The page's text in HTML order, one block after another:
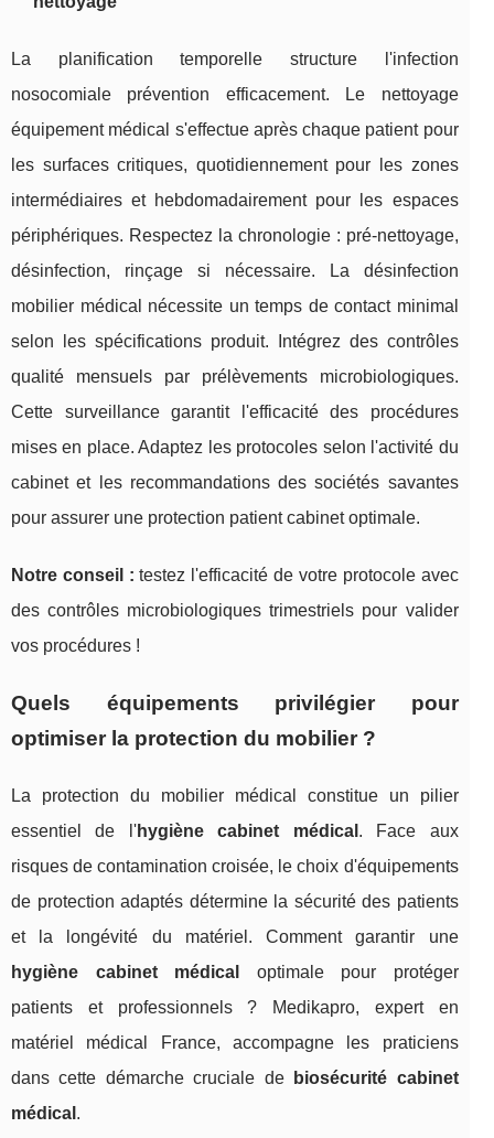
La planification temporelle structure l'infection
nosocomiale prévention efficacement. Le nettoyage
équipement médical s'effectue après chaque patient pour
les surfaces critiques, quotidiennement pour les zones
intermédiaires et hebdomadairement pour les espaces
périphériques. Respectez la chronologie : pré-nettoyage,
désinfection, rinçage si nécessaire. La désinfection
mobilier médical nécessite un temps de contact minimal
selon les spécifications produit. Intégrez des contrôles
qualité mensuels par prélèvements microbiologiques.
Cette surveillance garantit l'efficacité des procédures
mises en place. Adaptez les protocoles selon l'activité du
cabinet et les recommandations des sociétés savantes
pour assurer une protection patient cabinet optimale.
Notre conseil : testez l'efficacité de votre protocole avec
des contrôles microbiologiques trimestriels pour valider
vos procédures !
Quels équipements privilégier pour
optimiser la protection du mobilier ?
La protection du mobilier médical constitue un pilier
essentiel de l'hygiène cabinet médical . Face aux
risques de contamination croisée, le choix d'équipements
de protection adaptés détermine la sécurité des patients
et la longévité du matériel. Comment garantir une
hygiène cabinet médical
optimale pour protéger
patients et professionnels ? Medikapro, expert en
matériel médical France, accompagne les praticiens
dans cette démarche cruciale de
biosécurité cabinet
médical .